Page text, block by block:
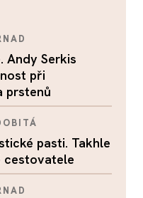
Andy Serkis
při
prstenů
pasti. Takhle
cestovatele